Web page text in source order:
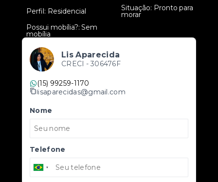
Perfil: Residencial Situação: Pronto para
morar
Possui mobília?: Sem
mobília
Lis Aparecida
CRECI - 306476F
(15) 99259-1170
lisaparecidas@gmail.com
Nome
Telefone